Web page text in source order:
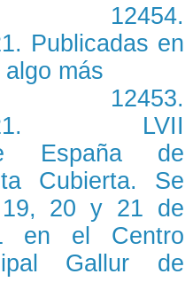
12454.
Publicadas en
más
12453.
LVII
España de
Cubierta. Se
20 y 21 de
en el Centro
Gallur de